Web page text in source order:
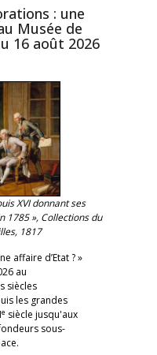
: une
Musée de
16 août 2026
XVI donnant ses
1785 », Collections du
1817
affaire d’Etat ? »
au
siècles
les grandes
e siècle jusqu'aux
sous-